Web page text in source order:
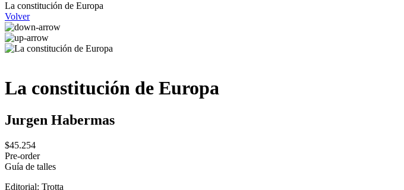
La constitución de Europa
Volver
La constitución de Europa
Jurgen Habermas
$45.254
Pre-order
Guía de talles
Editorial: Trotta